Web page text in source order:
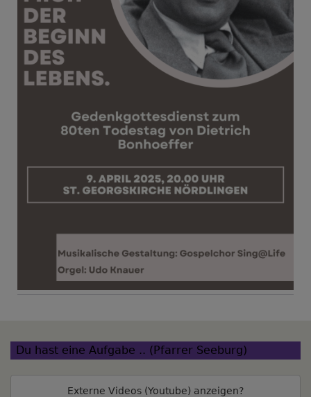
Du hast eine Aufgabe .. (Pfarrer Seeburg)
Externe Videos (Youtube) anzeigen?